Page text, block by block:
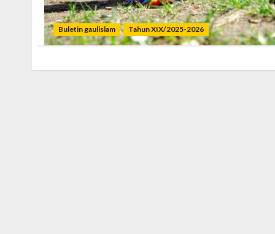
Buletin gaulislam Tahun XIX/2025-2026